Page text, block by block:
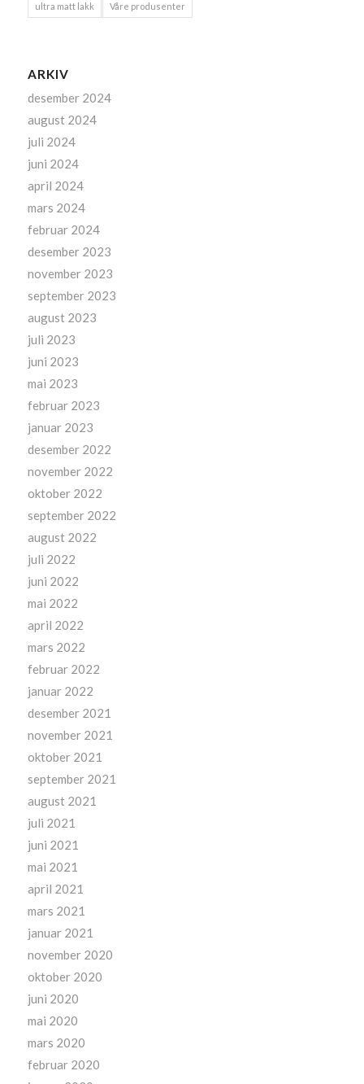
ultra matt lakk Våre produsenter
ARKIV
desember 2024
august 2024
juli 2024
juni 2024
april 2024
mars 2024
februar 2024
desember 2023
november 2023
september 2023
august 2023
juli 2023
juni 2023
mai 2023
februar 2023
januar 2023
desember 2022
november 2022
oktober 2022
september 2022
august 2022
juli 2022
juni 2022
mai 2022
april 2022
mars 2022
februar 2022
januar 2022
desember 2021
november 2021
oktober 2021
september 2021
august 2021
juli 2021
juni 2021
mai 2021
april 2021
mars 2021
januar 2021
november 2020
oktober 2020
juni 2020
mai 2020
mars 2020
februar 2020